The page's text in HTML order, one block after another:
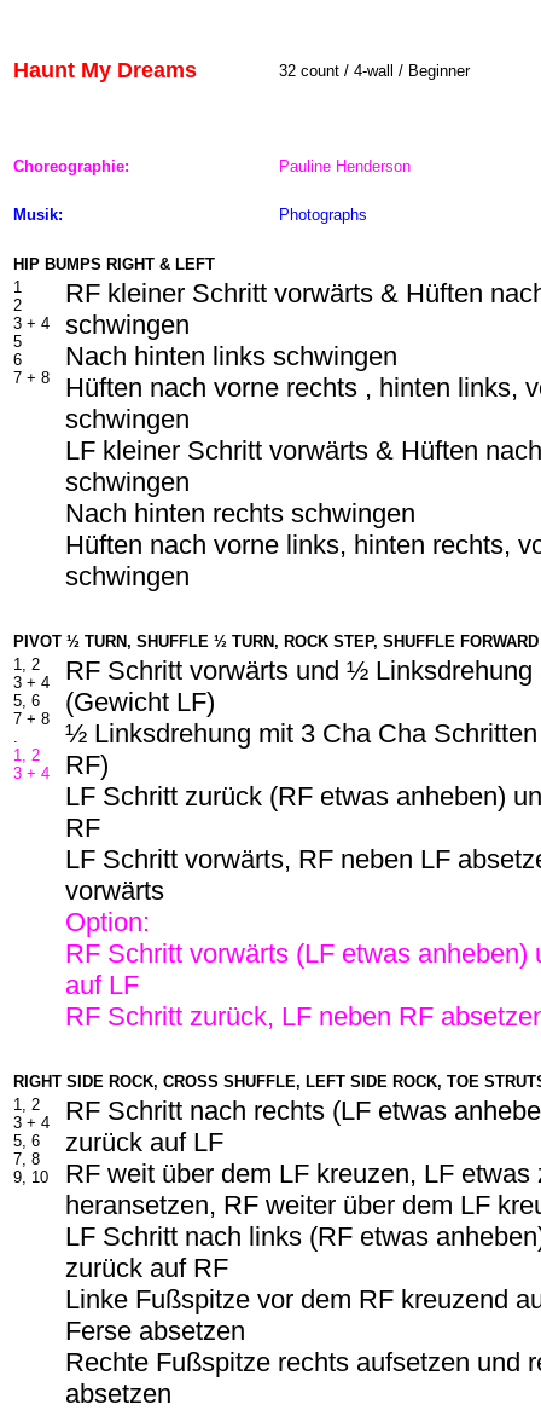
Haunt My Dreams 32 count / 4-wall / Beginner
Choreographie: Pauline Henderson
Musik: Photographs
HIP BUMPS RIGHT & LEFT
1
2
3 + 4
5
6
7 + 8
RF kleiner Schritt vorwärts & Hüften
schwingen
Nach hinten links schwingen
Hüften nach vorne rechts , hinten links,
schwingen
LF kleiner Schritt vorwärts & Hüften
schwingen
Nach hinten rechts schwingen
Hüften nach vorne links, hinten rechts,
schwingen
PIVOT ½ TURN, SHUFFLE ½ TURN, ROCK STEP, SHUFFLE FORWARD
1, 2
3 + 4
5, 6
7 + 8
.
1, 2
3 + 4
RF Schritt vorwärts und ½
(Gewicht LF)
½ Linksdrehung mit 3 Cha Cha
RF)
LF Schritt zurück (RF etwas anheben)
RF
LF Schritt vorwärts, RF neben LF
vorwärts
Option:
RF Schritt vorwärts (LF etwas anheben)
auf LF
RF Schritt zurück, LF neben RF
RIGHT SIDE ROCK, CROSS SHUFFLE, LEFT SIDE ROCK, TOE
1, 2
3 + 4
5, 6
7, 8
9, 10
RF Schritt nach rechts (LF etwas
zurück auf LF
RF weit über dem LF kreuzen, LF etwas
heransetzen, RF weiter über dem LF
LF Schritt nach links (RF etwas
zurück auf RF
Linke Fußspitze vor dem RF kreuzend
Ferse absetzen
Rechte Fußspitze rechts aufsetzen und
absetzen